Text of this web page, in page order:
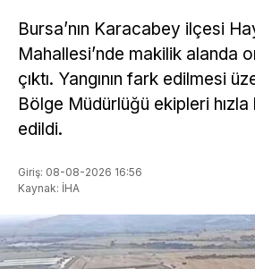
Bursa’nın Karacabey ilçesi
Mahallesi’nde makilik alanda
çıktı. Yangının fark edilmesi
Bölge Müdürlüğü ekipleri
edildi.
Giriş: 08-08-2026 16:56
Kaynak: İHA